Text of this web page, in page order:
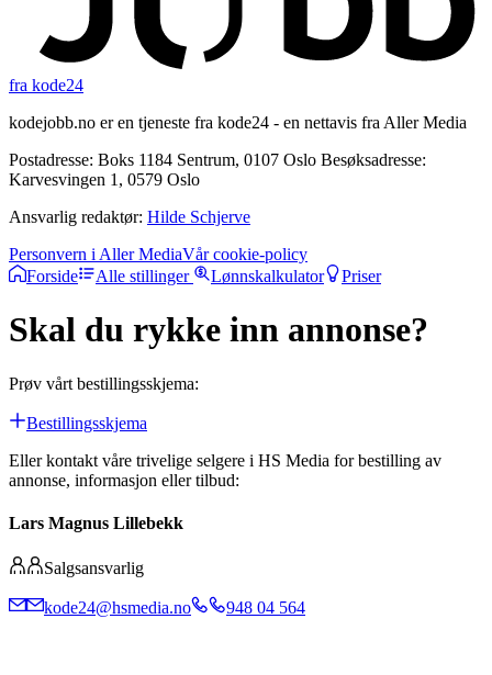
fra kode24
kodejobb.no er en tjeneste fra kode24 - en nettavis fra Aller Media
Postadresse: Boks 1184 Sentrum, 0107 Oslo Besøksadresse:
Karvesvingen 1, 0579 Oslo
Ansvarlig redaktør: Hilde Schjerve
Personvern i Aller MediaVår cookie-policy
Forside
Alle stillinger Lønnskalkulator Priser
Skal du rykke inn annonse?
Prøv vårt bestillingsskjema:
Bestillingsskjema
Eller kontakt våre trivelige selgere i HS Media for bestilling av
annonse, informasjon eller tilbud:
Lars Magnus Lillebekk
Salgsansvarlig
kode24@hsmedia.no 948 04 564